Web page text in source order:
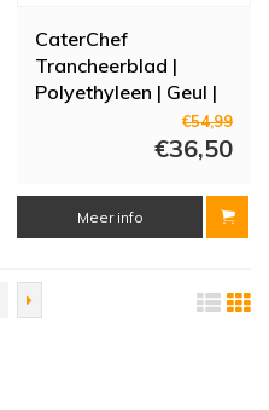
CaterChef
Trancheerblad |
Polyethyleen | Geul |
Meerdere Kleuren€54,99
€36,50
Meer info